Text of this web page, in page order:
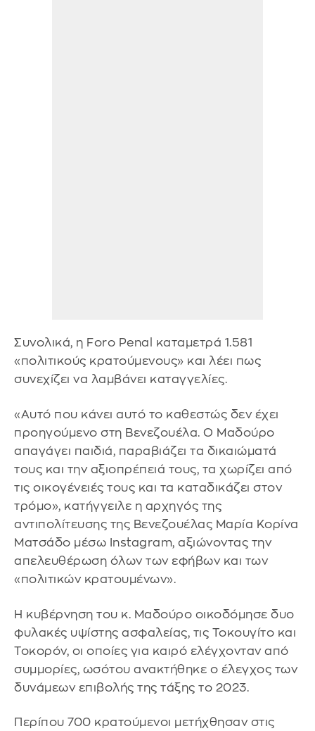
Συνολικά, η Foro Penal καταμετρά 1.581
«πολιτικούς κρατούμενους» και λέει πως
συνεχίζει να λαμβάνει καταγγελίες.
«Αυτό που κάνει αυτό το καθεστώς δεν έχει
προηγούμενο στη Βενεζουέλα. Ο Μαδούρο
απαγάγει παιδιά, παραβιάζει τα δικαιώματά
τους και την αξιοπρέπειά τους, τα χωρίζει από
τις οικογένειές τους και τα καταδικάζει στον
τρόμο», κατήγγειλε η αρχηγός της
αντιπολίτευσης της Βενεζουέλας Μαρία Κορίνα
Ματσάδο μέσω Instagram, αξιώνοντας την
απελευθέρωση όλων των εφήβων και των
«πολιτικών κρατουμένων».
Η κυβέρνηση του κ. Μαδούρο οικοδόμησε δυο
φυλακές υψίστης ασφαλείας, τις Τοκουγίτο και
Τοκορόν, οι οποίες για καιρό ελέγχονταν από
συμμορίες, ωσότου ανακτήθηκε ο έλεγχος των
δυνάμεων επιβολής της τάξης το 2023.
Περίπου 700 κρατούμενοι μετήχθησαν στις